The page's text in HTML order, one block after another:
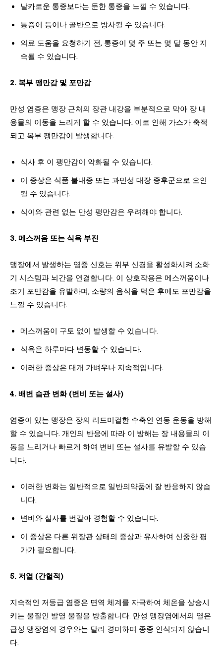
날카로운 통증보다는 둔한 통증을 느낄 수 있습니다.
통증이 등이나 골반으로 방사될 수 있습니다.
의료 도움을 요청하기 전, 통증이 몇 주 또는 몇 달 동안 지
속될 수 있습니다.
2. 복부 팽만감 및 포만감
만성 염증은 맹장 근처의 장관 내강을 부분적으로 막아 장 내
용물의 이동을 느리게 할 수 있습니다. 이로 인해 가스가 축적
되고 복부 팽만감이 발생합니다.
식사 후 이 팽만감이 악화될 수 있습니다.
이 증상은 식품 불내증 또는 과민성 대장 증후군으로 오인
될 수 있습니다.
식이와 관련 없는 만성 팽만감은 우려해야 합니다.
3. 메스꺼움 또는 식욕 부진
맹장에서 발생하는 염증 신호는 위부 신경을 활성화시켜 소화
기 시스템과 뇌간을 연결합니다. 이 상호작용은 메스꺼움이나
조기 포만감을 유발하며, 소량의 음식을 먹은 후에도 포만감을
느낄 수 있습니다.
메스꺼움이 구토 없이 발생할 수 있습니다.
식욕은 하루마다 변동할 수 있습니다.
이러한 증상은 대개 가벼우나 지속적입니다.
4. 배변 습관 변화 (변비 또는 설사)
염증이 있는 맹장은 장의 리드미컬한 수축인 연동 운동을 방해
할 수 있습니다. 개인의 반응에 따라 이 방해는 장 내용물의 이
동을 느리거나 빠르게 하여 변비 또는 설사를 유발할 수 있습
니다.
이러한 변화는 일반적으로 일반의약품에 잘 반응하지 않습
니다.
변비와 설사를 번갈아 경험할 수 있습니다.
이 증상은 다른 위장관 상태의 증상과 유사하여 신중한 평
가가 필요합니다.
5. 저열 (간헐적)
지속적인 저등급 염증은 면역 체계를 자극하여 체온을 상승시
키는 물질인 발열 물질을 방출합니다. 만성 맹장염에서의 열은
급성 맹장염의 경우와는 달리 경미하며 종종 인식되지 않습니
다.